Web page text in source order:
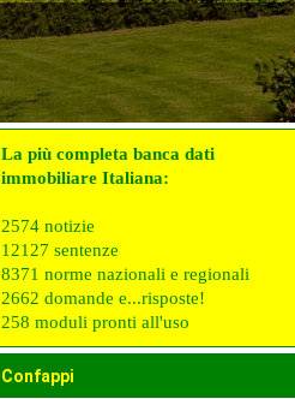
La più completa banca dati
immobiliare Italiana:
2574 notizie
12127 sentenze
8371 norme nazionali e regionali
2662 domande e...risposte!
258 moduli pronti all'uso
Confappi